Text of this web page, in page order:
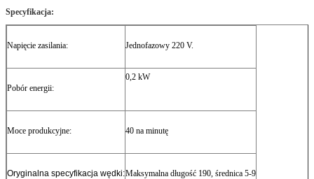
Specyfikacja:
Napięcie zasilania: Jednofazowy 220 V.
Pobór energii:
0,2 kW
Moce produkcyjne: 40 na minutę
Oryginalna specyfikacja wędki:Maksymalna długość 190, średnica 5-9